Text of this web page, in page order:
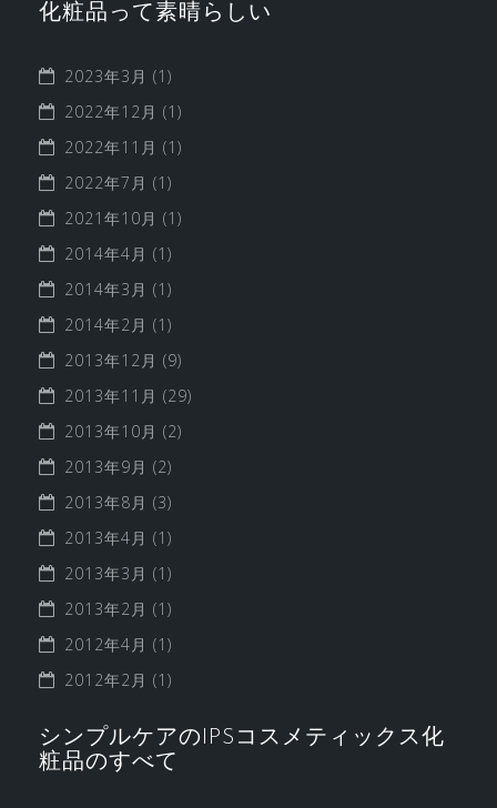
化粧品って素晴らしい
2023年3月 (1)
2022年12月 (1)
2022年11月 (1)
2022年7月 (1)
2021年10月 (1)
2014年4月 (1)
2014年3月 (1)
2014年2月 (1)
2013年12月 (9)
2013年11月 (29)
2013年10月 (2)
2013年9月 (2)
2013年8月 (3)
2013年4月 (1)
2013年3月 (1)
2013年2月 (1)
2012年4月 (1)
2012年2月 (1)
シンプルケアのIPSコスメティックス化
粧品のすべて